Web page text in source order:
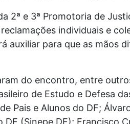
2ª e 3ª Promotoria de
individuais e
auxiliar para que as mãos
do encontro, entre
de Estudo e Defesa
Pais e Alunos do DF;
(Sinepe DF); Francisco